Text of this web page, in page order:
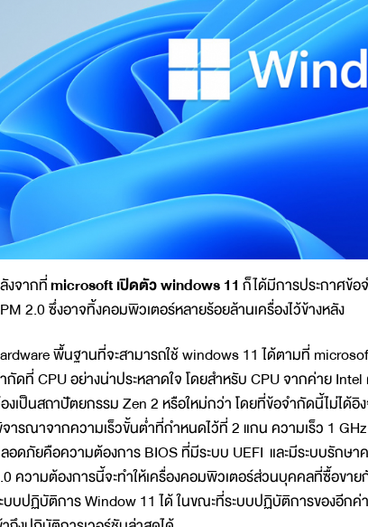
งจากที่microsoft เปิดตัว windows 11 ก็ได้มีการประกาศข้
2.0 ซึ่งอาจทิ้งคอมพิวเตอร์หลายร้อยล้านเครื่องไว้ข้างหลัง
พื้นฐานที่จะสามารถใช้ windows 11 ได้ตามที่
กัดที่ CPU อย่างน่าประหลาดใจ โดยสำหรับ CPU จากค่าย
งเป็นสถาปัตยกรรม Zen 2 หรือใหม่กว่า โดยที่ข้อจำกัดนี้ไม่ได้
ารณาจากความเร็วขั้นต่ำที่กำหนดไว้ที่ 2 แกน ความเร็ว 1
อดภัยคือความต้องการ BIOS ที่มีระบบ UEFI และมีระบบรักษ
ความต้องการนี้จะทำให้เครื่องคอมพิวเตอร์ส่วนบุคคลที่ซื้อขา
บบปฏิบัติการ Window 11 ได้ ในขณะที่ระบบปฏิบัติการของอีก